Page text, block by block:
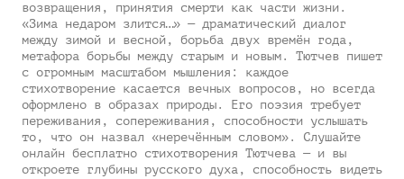
возвращения, принятия смерти как части жизни.
«Зима недаром злится…» — драматический диалог
между зимой и весной, борьба двух времён года,
метафора борьбы между старым и новым. Тютчев пишет
с огромным масштабом мышления: каждое
стихотворение касается вечных вопросов, но всегда
оформлено в образах природы. Его поэзия требует
переживания, сопереживания, способности услышать
то, что он назвал «неречённым словом». Слушайте
онлайн бесплатно стихотворения Тютчева — и вы
откроете глубины русского духа, способность видеть